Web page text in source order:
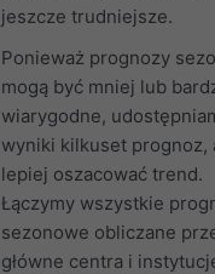
jeszcze trudniejsze.
Ponieważ prognozy
mogą być mniej lub
wiarygodne,
wyniki kilkuset prognoz,
lepiej oszacować trend.
Łączymy wszystkie
sezonowe obliczane
główne centra i